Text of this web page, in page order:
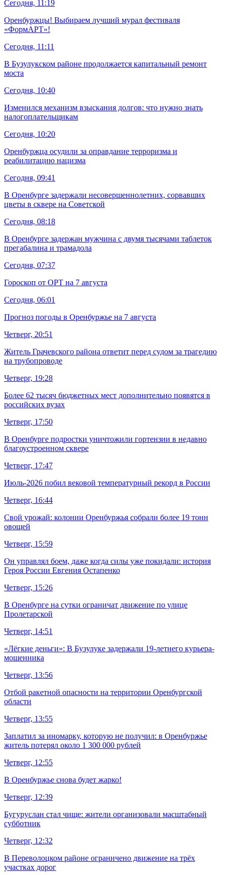
Сегодня, 11:19
Оренбуржцы! Выбираем лучший мурал фестиваля
«ФормАРТ»!
Сегодня, 11:11
В Бузулукском районе продолжается капитальный ремонт
моста
Сегодня, 10:40
Изменился механизм взыскания долгов: что нужно знать
налогоплательщикам
Сегодня, 10:20
Оренбуржца осудили за оправдание терроризма и
реабилитацию нацизма
Сегодня, 09:41
В Оренбурге задержали несовершеннолетних, сорвавших
цветы в сквере на Советской
Сегодня, 08:18
В Оренбурге задержан мужчина с двумя тысячами таблеток
прегабалина и трамадола
Сегодня, 07:37
Гороскоп от ОРТ на 7 августа
Сегодня, 06:01
Прогноз погоды в Оренбуржье на 7 августа
Четверг, 20:51
Житель Грачевского района ответит перед судом за трагедию
на трубопроводе
Четверг, 19:28
Более 62 тысяч бюджетных мест дополнительно появятся в
российских вузах
Четверг, 17:50
В Оренбурге подростки уничтожили гортензии в недавно
благоустроенном сквере
Четверг, 17:47
Июль-2026 побил вековой температурный рекорд в России
Четверг, 16:44
Свой урожай: колонии Оренбуржья собрали более 19 тонн
овощей
Четверг, 15:59
Он управлял боем, даже когда силы уже покидали: история
Героя России Евгения Остапенко
Четверг, 15:26
В Оренбурге на сутки ограничат движение по улице
Пролетарской
Четверг, 14:51
«Лёгкие деньги»: В Бузулуке задержали 19-летнего курьера-
мошенника
Четверг, 13:56
Отбой ракетной опасности на территории Оренбургской
области
Четверг, 13:55
Заплатил за иномарку, которую не получил: в Оренбуржье
житель потерял около 1 300 000 рублей
Четверг, 12:55
В Оренбуржье снова будет жарко!
Четверг, 12:39
Бугуруслан стал чище: жители организовали масштабный
субботник
Четверг, 12:32
В Переволоцком районе ограничено движение на трёх
участках дорог